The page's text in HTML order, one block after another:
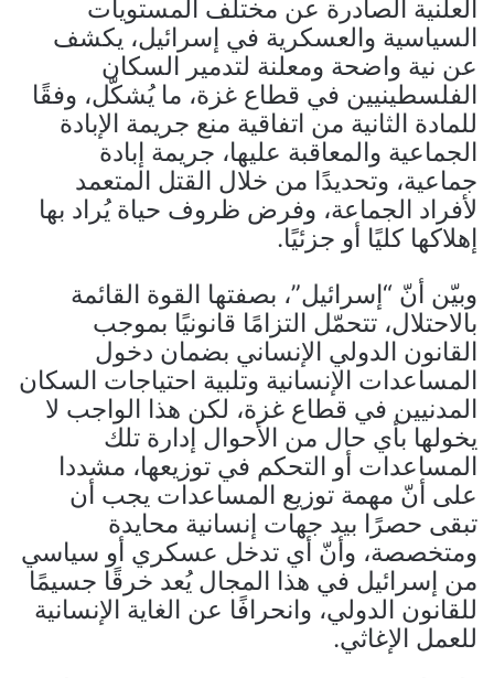
العلنية الصادرة عن مختلف المستويات
السياسية والعسكرية في إسرائيل، يكشف
عن نية واضحة ومعلنة لتدمير السكان
الفلسطينيين في قطاع غزة، ما يُشكّل، وفقًا
للمادة الثانية من اتفاقية منع جريمة الإبادة
الجماعية والمعاقبة عليها، جريمة إبادة
جماعية، وتحديدًا من خلال القتل المتعمد
لأفراد الجماعة، وفرض ظروف حياة يُراد بها
إهلاكها كليًا أو جزئيًا.
وبيّن أنّ “إسرائيل”، بصفتها القوة القائمة
بالاحتلال، تتحمّل التزامًا قانونيًا بموجب
القانون الدولي الإنساني بضمان دخول
المساعدات الإنسانية وتلبية احتياجات السكان
المدنيين في قطاع غزة، لكن هذا الواجب لا
يخولها بأي حال من الأحوال إدارة تلك
المساعدات أو التحكم في توزيعها، مشددا
على أنّ مهمة توزيع المساعدات يجب أن
تبقى حصرًا بيد جهات إنسانية محايدة
ومتخصصة، وأنّ أي تدخل عسكري أو سياسي
من إسرائيل في هذا المجال يُعد خرقًا جسيمًا
للقانون الدولي، وانحرافًا عن الغاية الإنسانية
للعمل الإغاثي.